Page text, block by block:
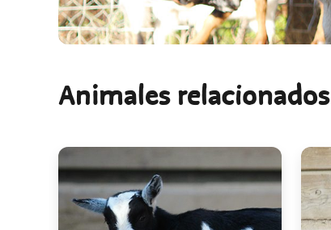
Animales relacionados